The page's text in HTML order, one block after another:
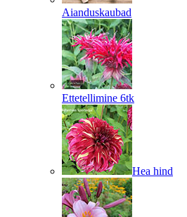
Aianduskaubad
Ettetellimine 6tk
Hea hind